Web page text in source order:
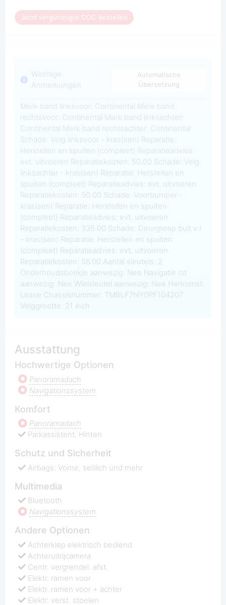
Jetzt vergünstigte COC bestellen
Wichtige
Anmerkungen
Automatische
Übersetzung
Merk band linksvoor: Continental Merk band
rechtsvoor: Continental Merk band linksachter:
Continental Merk band rechtsachter: Continental
Schade: Velg linksvoor - kras(sen) Reparatie:
Herstellen en spuiten (compleet) Reparatieadvies:
evt. uitvoeren Reparatiekosten: 50.00 Schade: Velg
linksachter - kras(sen) Reparatie: Herstellen en
spuiten (compleet) Reparatieadvies: evt. uitvoeren
Reparatiekosten: 50.00 Schade: Voorbumper -
kras(sen) Reparatie: Herstellen en spuiten
(compleet) Reparatieadvies: evt. uitvoeren
Reparatiekosten: 335.00 Schade: Deurgreep buit v r
- kras(sen) Reparatie: Herstellen en spuiten
(compleet) Reparatieadvies: evt. uitvoeren
Reparatiekosten: 56.00 Aantal sleutels: 2
Onderhoudsboekje aanwezig: Nee Navigatie cd
aanwezig: Nee Wielsleutel aanwezig: Nee Herkomst:
Lease Chassisnummer: TMBLF7NY0PF104207
Velggrootte: 21 inch
Ausstattung
Hochwertige Optionen
Panoramadach
Navigationssystem
Komfort
Panoramadach
Parkassistent: Hinten
Schutz und Sicherheit
Airbags: Vorne, seitlich und mehr
Multimedia
Bluetooth
Navigationssystem
Andere Optionen
Achterklep elektrisch bediend
Achteruitrijcamera
Centr. vergrendel. afst.
Elektr. ramen voor
Elektr. ramen voor + achter
Elektr. verst. stoelen